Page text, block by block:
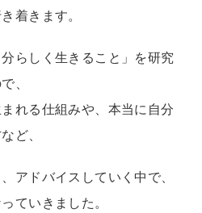
着きます。
らしく生きること」を研究
、
れる仕組みや、本当に自分
ど、
アドバイスしていく中で、
ていきました。